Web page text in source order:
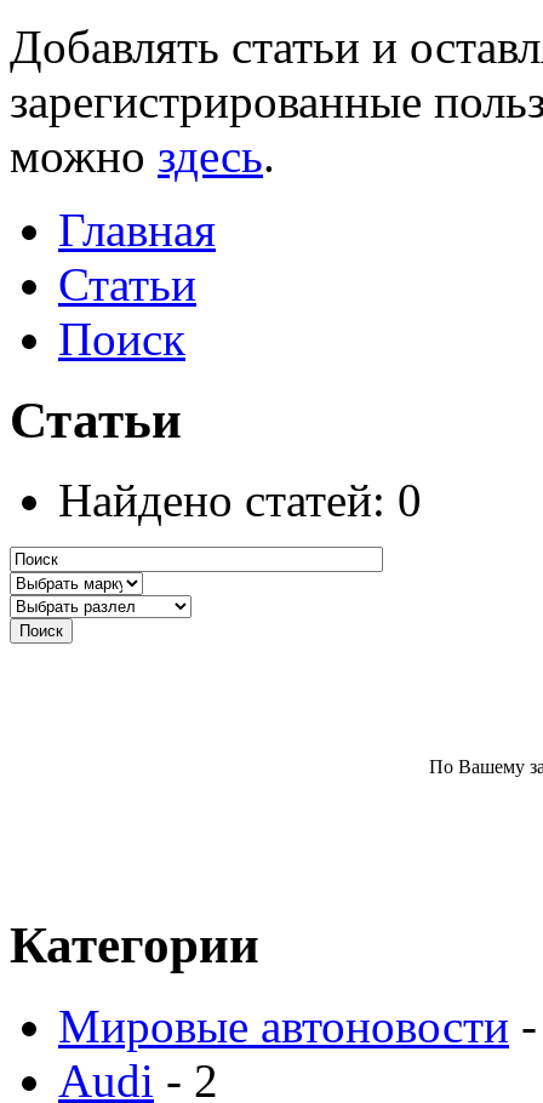
Добавлять статьи и
зарегистрированные
можно здесь.
Главная
Статьи
Поиск
Статьи
Найдено статей: 0
По Вашему
Категории
Мировые автоновости
Audi - 2